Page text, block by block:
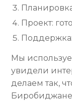
Проект:
Поддержка:
Мы
увидели
делаем так,
Биробиджане